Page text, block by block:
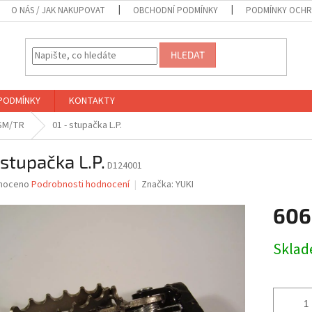
O NÁS / JAK NAKUPOVAT OBCHODNÍ PODMÍNKY PODMÍNKY
HLEDAT
KONTAKTY
TR 01 - stupačka L.P.
L.P. D124001
Podrobnosti hodnocení Značka: YUKI
cena: